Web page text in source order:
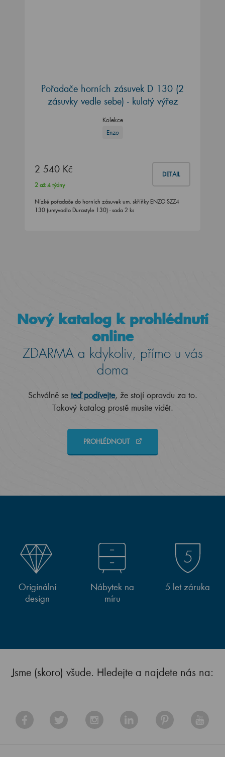
Pořadače horních zásuvek D 130 (2
zásuvky vedle sebe) - kulatý výřez
Kolekce
Enzo
2 540 Kč DETAIL
2 až 4 týdny
Nízké pořadače do horních zásuvek um. skříňky ENZO SZZ4
130 (umyvadlo Durastyle 130) - sada 2 ks
Nový katalog k prohlédnutí
online
ZDARMA a kdykoliv, přímo u vás
doma
Schválně se teď podívejte, že stojí opravdu za to.
Takový katalog prostě musíte vidět.
PROHLÉDNOUT
Originální
design
Nábytek na
míru
5 let záruka
Jsme (skoro) všude. Hledejte a najdete nás na: